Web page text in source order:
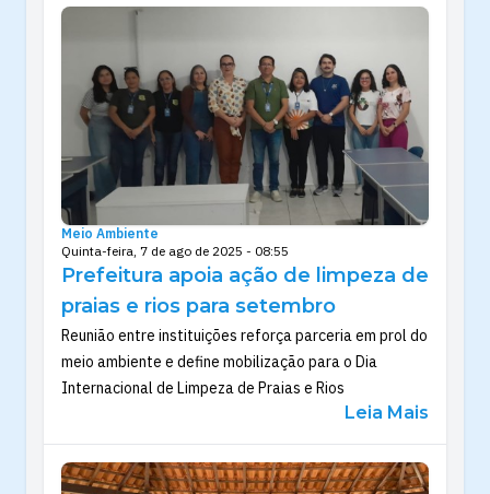
Meio Ambiente
Quinta-feira, 7 de ago de 2025 - 08:55
Prefeitura apoia ação de limpeza de
praias e rios para setembro
Reunião entre instituições reforça parceria em prol do
meio ambiente e define mobilização para o Dia
Internacional de Limpeza de Praias e Rios
Leia Mais